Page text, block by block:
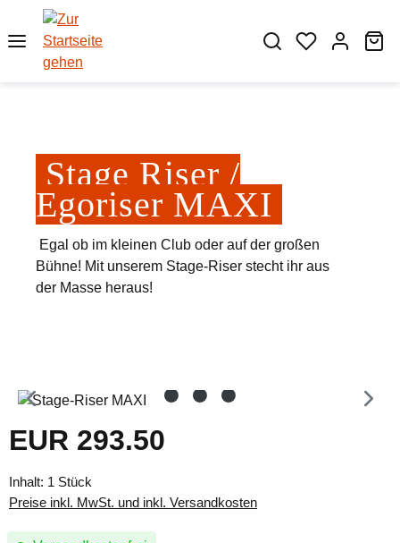
Zum Hauptinhalt springen
Stage Riser /
Egoriser MAXI
Egal ob im kleinen Club oder auf der großen
Bühne! Mit unserem Stage-Riser stecht ihr aus
der Masse heraus!
Bildergalerie überspringen
Regulärer Preis:
EUR 293.50
Inhalt: 1 Stück
Preise inkl. MwSt. und inkl. Versandkosten